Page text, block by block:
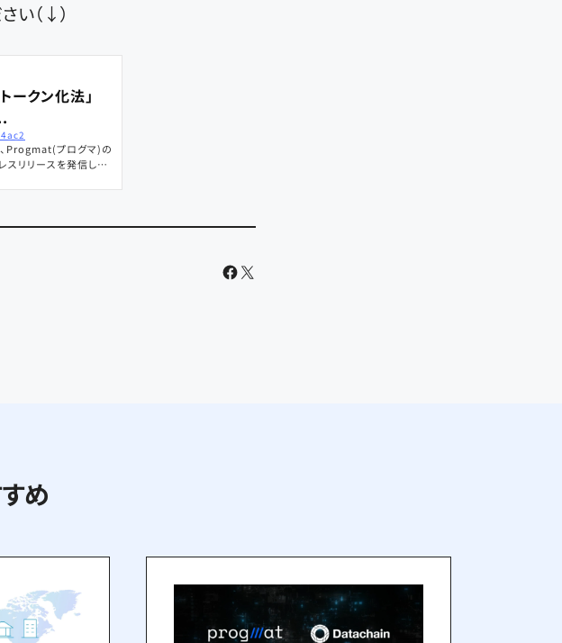
い（↓）
ークン化法」
Progmat(プログマ)の
をご紹介します。pro
Facebook
X
め